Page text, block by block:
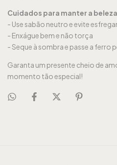
Cuidados para manter a
- Use sabão neutro e evite
- Enxágue bem e não torça
- Seque à sombra e passe a ferro
Garanta um presente cheio de
momento tão especial!